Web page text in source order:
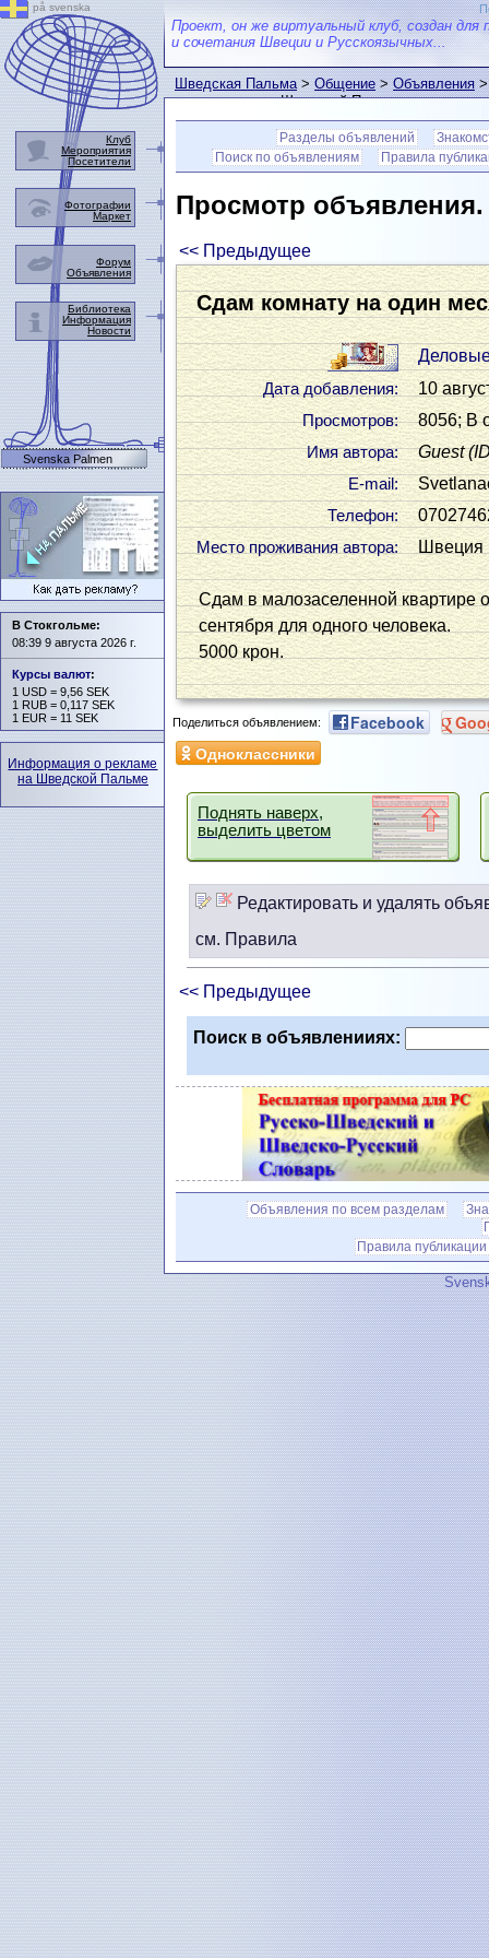
Проект, он же виртуальный клуб, создан для
и сочетания Швеции и Русскоязычных...
Шведская Пальма>Общение>Объявления>
пользователем Шведской Пальмы
Разделы объявлений
Поиск по объявлениям
Правила
Просмотр
<< Предыдущее
Сдам комнату на один
Дата добавления: 10
Просмотров: 8056; В
Имя автора: Guest
Е-mail:
Телефон:
Место проживания автора: Швеция
Сдам в малозаселенной квартире
сентября для одного человека.
5000 крон.
Поделиться объявлением: Facebook
Одноклассники
Поднять наверх,
выделить цветом
Редактировать и удалять
см. Правила
<< Предыдущее
Поиск в объявленииях:
Объявления по всем разделам
Правила публикации
på svenska
Клуб
Мероприятия
Посетители
Фотографии
Маркет
Форум
Объявления
Библиотека
Информация
Новости
Svenska Palmen
В Стокгольме:
08:39 9 августа 2026 г.
Курсы валют:
1 USD = 9,56 SEK
1 RUB = 0,117 SEK
1 EUR = 11 SEK
Информация о рекламе
на Шведской Пальме